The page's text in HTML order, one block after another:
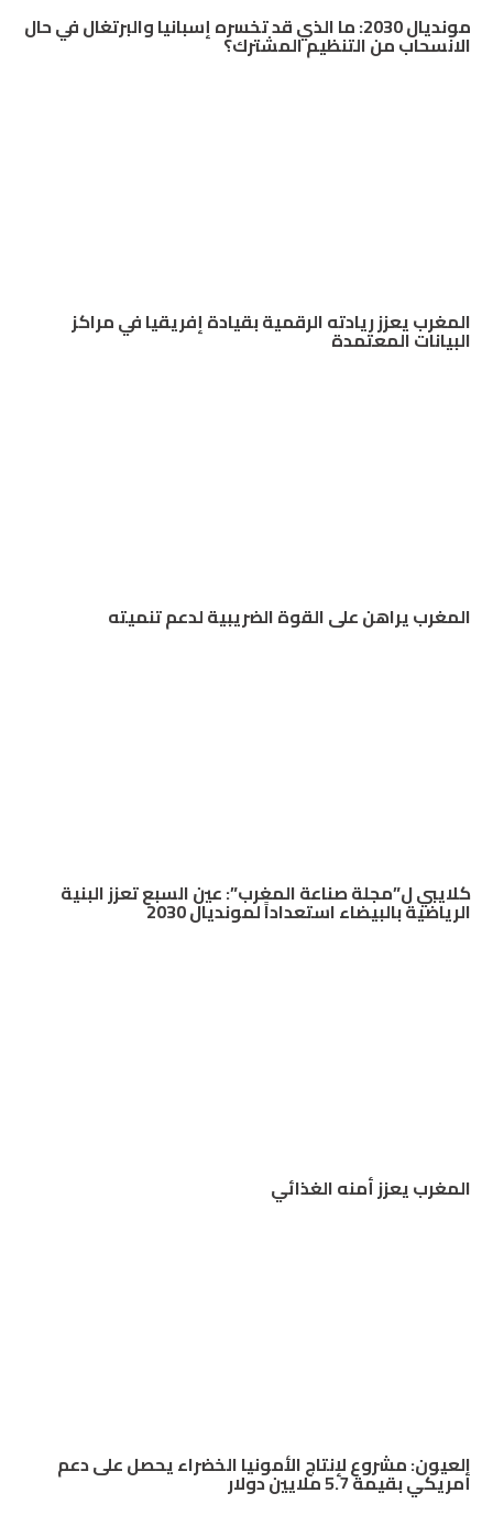
مونديال 2030: ما الذي قد تخسره إسبانيا والبرتغال في حال
الانسحاب من التنظيم المشترك؟
المغرب يعزز ريادته الرقمية بقيادة إفريقيا في مراكز
البيانات المعتمدة
المغرب يراهن على القوة الضريبية لدعم تنميته
كلايبي ل”مجلة صناعة المغرب”: عين السبع تعزز البنية
الرياضية بالبيضاء استعداداً لمونديال 2030
المغرب يعزز أمنه الغذائي
العيون: مشروع لإنتاج الأمونيا الخضراء يحصل على دعم
أمريكي بقيمة 5.7 ملايين دولار